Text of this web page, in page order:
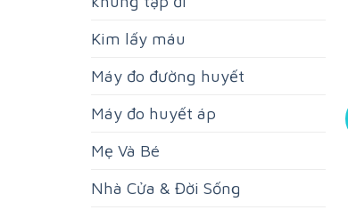
Kim lấy máu
Máy đo đường huyết
Máy đo huyết áp
Mẹ Và Bé
Nhà Cửa & Đời Sống